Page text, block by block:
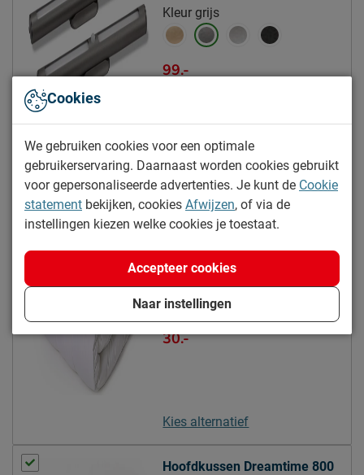
Tijk topper afritsbaar
Ja
Poten
Modelnaam poten
Lowen
Materiaal poten
Kleur poten
zwart
Goed om te weten
5 jaar garantie op de box en
het matras volgens
Beddenreus voorwaarden; 3
volgens Beddenreus
voorwaarden
niet inbegrepen
stofzuigen met een
Leveranciersinformatie
Beddenreus B.V.
Locatie
Postbus 716, 5400 AS,
Uden, Nederland
Kleur grijs
99.-
Kies alternatief
Dreamtime Actie 4-seizoenen
dekbed synthetisch
Maat
30.-
Kies alternatief
Hoofdkussen Dreamtime 800
Cookies
We gebruiken cookies voor een optimale
gebruikerservaring. Daarnaast worden cookies gebruikt
voor gepersonaliseerde advertenties. Je kunt de Cookie
statement bekijken, cookies Afwijzen, of via de
instellingen kiezen welke cookies je toestaat.
Naar instellingen
Accepteer cookies